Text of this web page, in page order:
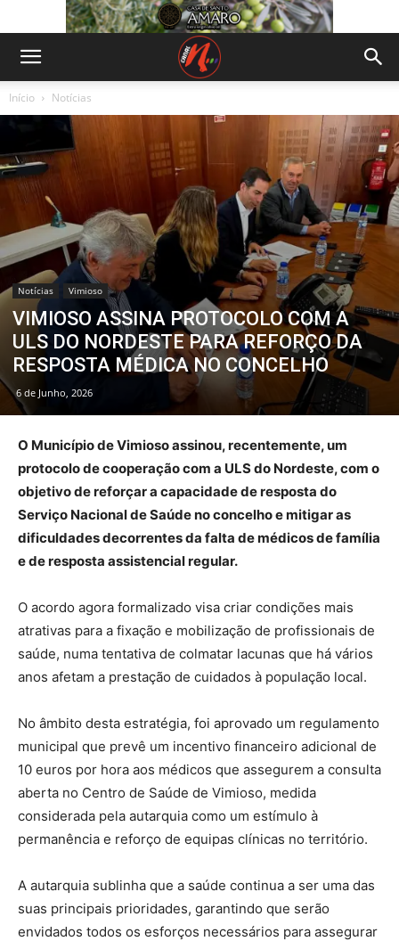
Início Notícias
Notícias Vimioso
VIMIOSO ASSINA PROTOCOLO COM A
ULS DO NORDESTE PARA REFORÇO DA
RESPOSTA MÉDICA NO CONCELHO
6 de Junho, 2026
O Município de Vimioso assinou, recentemente, um
protocolo de cooperação com a ULS do Nordeste, com o
objetivo de reforçar a capacidade de resposta do
Serviço Nacional de Saúde no concelho e mitigar as
dificuldades decorrentes da falta de médicos de família
e de resposta assistencial regular.
O acordo agora formalizado visa criar condições mais
atrativas para a fixação e mobilização de profissionais de
saúde, numa tentativa de colmatar lacunas que há vários
anos afetam a prestação de cuidados à população local.
No âmbito desta estratégia, foi aprovado um regulamento
municipal que prevê um incentivo financeiro adicional de
10 euros por hora aos médicos que assegurem a consulta
aberta no Centro de Saúde de Vimioso, medida
considerada pela autarquia como um estímulo à
permanência e reforço de equipas clínicas no território.
A autarquia sublinha que a saúde continua a ser uma das
suas principais prioridades, garantindo que serão
envidados todos os esforços necessários para assegurar